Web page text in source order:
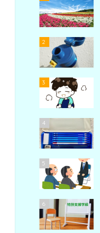
2
3
4
5
6